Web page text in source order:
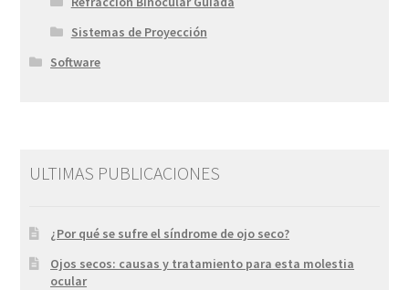
Sistemas de Proyección
Software
ULTIMAS PUBLICACIONES
¿Por qué se sufre el síndrome de ojo seco?
Ojos secos: causas y tratamiento para esta molestia
ocular